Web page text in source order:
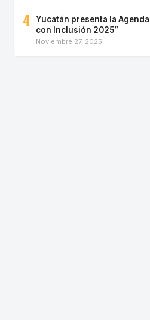
4
Yucatán presenta la Agenda
con Inclusión 2025”
Noviembre 27, 2025